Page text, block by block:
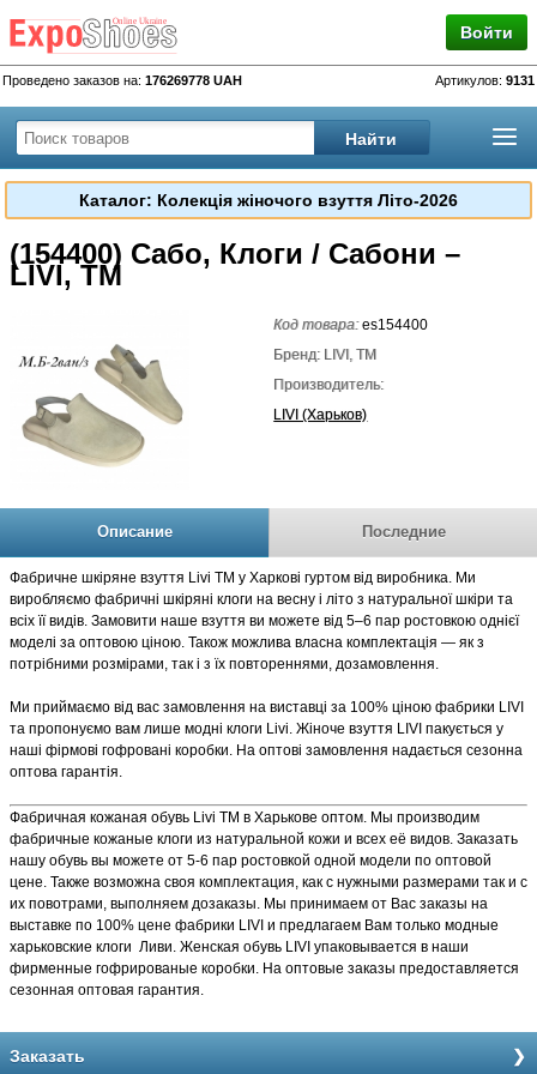
Войти
Проведено заказов на: 176269778 UAH Артикулов: 9131
Каталог: Колекція жіночого взуття Літо-2026
(154400) Сабо, Клоги / Сабони –
LIVI, TM
Код товара:es154400
Бренд: LIVI, TM
Производитель:
LIVI (Харьков)
Описание Последние
Фабричне шкіряне взуття Livi TM у Харкові гуртом від виробника. Ми
виробляємо фабричні шкіряні клоги на весну і літо з натуральної шкіри та
всіх її видів. Замовити наше взуття ви можете від 5–6 пар ростовкою однієї
моделі за оптовою ціною. Також можлива власна комплектація — як з
потрібними розмірами, так і з їх повтореннями, дозамовлення.
Ми приймаємо від вас замовлення на виставці за 100% ціною фабрики LIVI
та пропонуємо вам лише модні клоги Livi. Жіноче взуття LIVI пакується у
наші фірмові гофровані коробки. На оптові замовлення надається сезонна
оптова гарантія.
Фабричная кожаная обувь Livi TM в Харькове оптом. Мы производим
фабричные кожаные клоги из натуральной кожи и всех её видов. Заказать
нашу обувь вы можете от 5-6 пар ростовкой одной модели по оптовой
цене. Также возможна своя комплектация, как с нужными размерами так и с
их повотрами, выполняем дозаказы. Мы принимаем от Вас заказы на
выставке по 100% цене фабрики LIVI и предлагаем Вам только модные
харьковские клоги Ливи. Женская обувь LIVI упаковывается в наши
фирменные гофрированые коробки. На оптовые заказы предоставляется
сезонная оптовая гарантия.
Заказать